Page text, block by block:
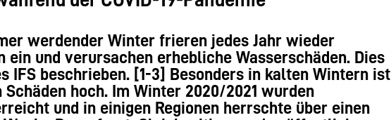
werdender Winter frieren jedes Jahr wieder
ein und verursachen erhebliche Wasserschäden. Dies
IFS beschrieben. [1-3] Besonders in kalten Wintern ist
hoch. Im Winter 2020/2021 wurden
und in einigen Regionen herrschte über einen